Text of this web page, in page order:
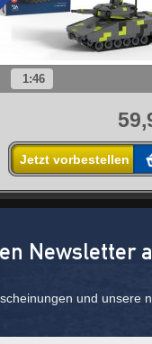
1:46
Jetzt vorbestellen
Newsletter
und unsere